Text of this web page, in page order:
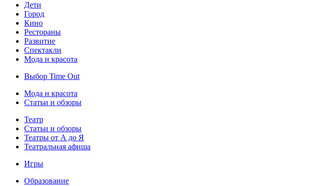
Дети
Город
Кино
Рестораны
Развитие
Спектакли
Мода и красота
Выбор Time Out
Мода и красота
Статьи и обзоры
Театр
Статьи и обзоры
Театры от А до Я
Театральная афиша
Игры
Образование